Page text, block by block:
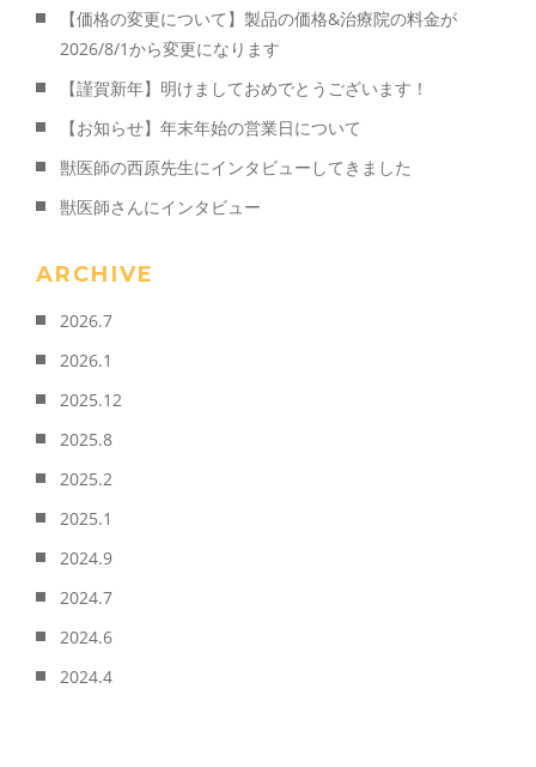
【価格の変更について】製品の価格&治療院の料金が
2026/8/1から変更になります
【謹賀新年】明けましておめでとうございます！
【お知らせ】年末年始の営業日について
獣医師の西原先生にインタビューしてきました
獣医師さんにインタビュー
ARCHIVE
2026.7
2026.1
2025.12
2025.8
2025.2
2025.1
2024.9
2024.7
2024.6
2024.4